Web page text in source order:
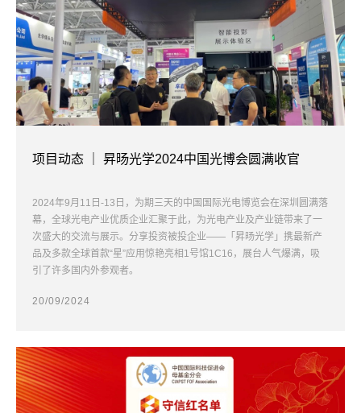
项目动态 ｜ 昇旸光学2024中国光博会圆满收官
2024年9月11日-13日，为期三天的中国国际光电博览会在深圳圆满落
幕，全球光电产业优质企业汇聚于此，为光电产业及产业链带来了一
次盛大的交流与展示。分享投资被投企业——「昇旸光学」携最新产
品及多款全球首款“星”应用惊艳亮相1号馆1C16，展台人气爆满，吸
引了许多国内外参观者。
20/09/2024